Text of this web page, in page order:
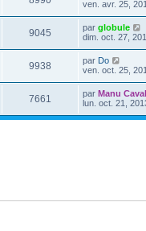
e
s
s
a
g
e
e
r
m
e
s
s
a
g
e
u
e
i
e
r
m
e
s
s
a
g
e
ven. avr. 25,
9045
u
D
e
i
e
r
m
e
s
s
par globule
dim. oct. 27,
9938
u
D
e
i
e
r
par Do
ven. oct. 25,
7661
u
D
e
n
a
par Manu
lun. oct. 21,